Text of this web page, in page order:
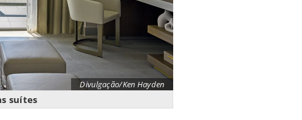
Divulgação/Ken Hayden
suítes